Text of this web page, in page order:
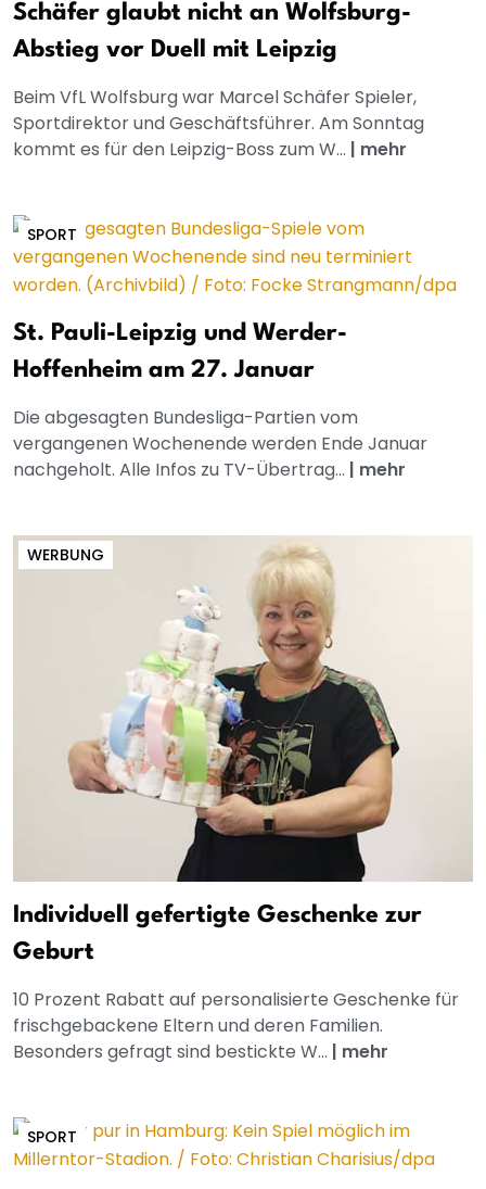
Schäfer glaubt nicht an Wolfsburg-
Abstieg vor Duell mit Leipzig
Beim VfL Wolfsburg war Marcel Schäfer Spieler,
Sportdirektor und Geschäftsführer. Am Sonntag
kommt es für den Leipzig-Boss zum W... | mehr
SPORT
St. Pauli-Leipzig und Werder-
Hoffenheim am 27. Januar
Die abgesagten Bundesliga-Partien vom
vergangenen Wochenende werden Ende Januar
nachgeholt. Alle Infos zu TV-Übertrag... | mehr
WERBUNG
Individuell gefertigte Geschenke zur
Geburt
10 Prozent Rabatt auf personalisierte Geschenke für
frischgebackene Eltern und deren Familien.
Besonders gefragt sind bestickte W... | mehr
SPORT